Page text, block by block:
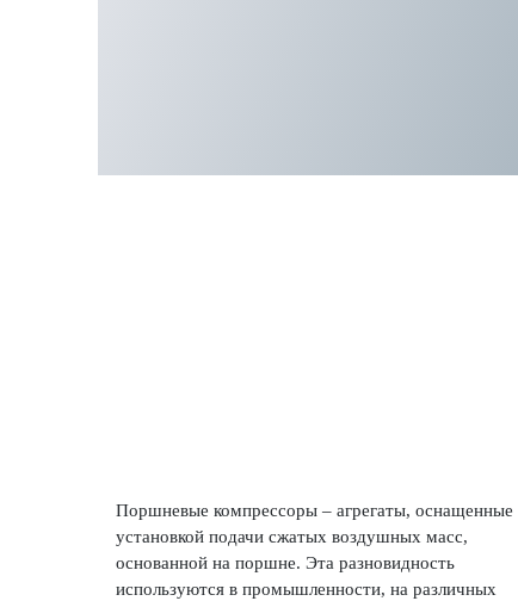
Поршневые компрессоры – агрегаты, оснащенные
установкой подачи сжатых воздушных масс,
основанной на поршне. Эта разновидность
используются в промышленности, на различных